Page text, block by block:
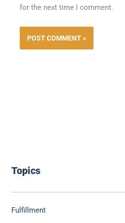
Topics
Fulfillment
for the next time I comment.